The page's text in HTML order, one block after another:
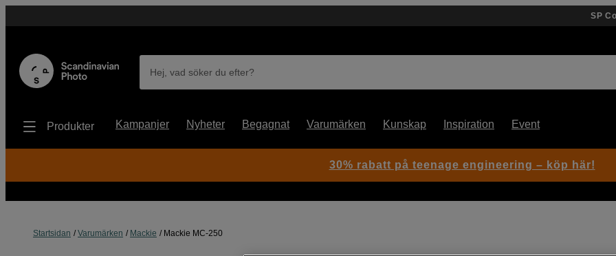
SP
Hej, vad söker du efter?
Produkter Kampanjer Nyheter Begagnat Varumärken Kunskap Inspiration Event
Startsidan Varumärken Mackie Mackie MC-250
30% rabatt på teenage engineering – köp här!